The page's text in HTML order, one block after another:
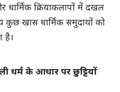
क्रियाकलापों में दखल
कुछ खास धार्मिक समुदायों को
है।
धर्म के आधार पर छुट्टियों